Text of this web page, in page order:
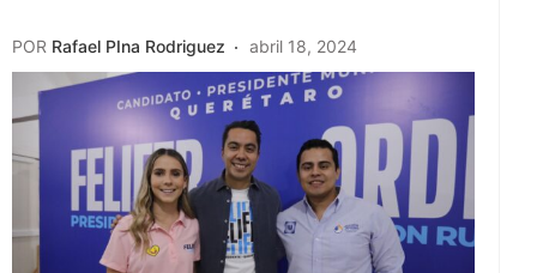
POR Rafael PIna Rodriguez abril 18, 2024